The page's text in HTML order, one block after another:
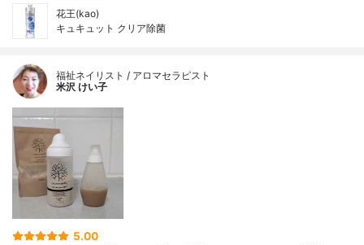
花王(kao)
キュキュット クリア除菌
福祉ネイリスト / アロマセラピスト
米沢 けい子
5.00